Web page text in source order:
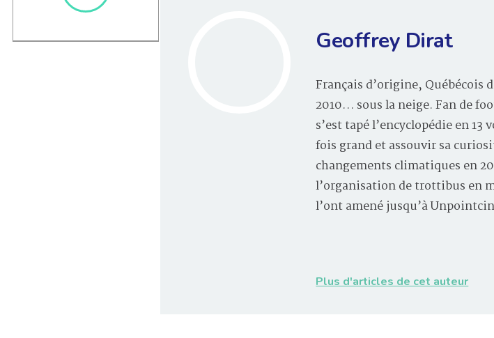
Geoffrey Dirat
Français d’origine, Québécois
2010… sous la neige. Fan de
s’est tapé l’encyclopédie en
fois grand et assouvir sa
changements climatiques en
l’organisation de trottibus en
l’ont amené jusqu’à
Plus d'articles de cet auteur